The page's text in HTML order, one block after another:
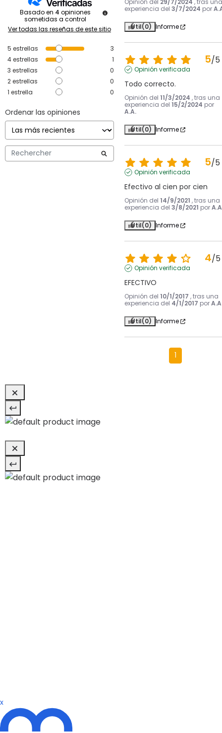
Basado en 4 opiniones
sometidas a control
Ver todas las reseñas de este sitio
5 estrellas
3
4estrellas
1
3 estrellas
0
2estrellas
0
1 estrella 0
Ordenar las opiniones
Opinión del 29/7/2024 , tras una
experiencia del 3/7/2024 por
Útil(0) Informe
5/5
Opinión verificada
Todo correcto.
Opinión del 11/3/2024 , tras una
experiencia del 15/2/2024 por
A.A.
Útil(0) Informe
5/5
Opinión verificada
Efectivo al cien por cien
Opinión del 14/9/2021 , tras una
experiencia del 3/8/2021 por
Útil(0) Informe
4/5
Opinión verificada
EFECTIVO
Opinión del 10/1/2017 , tras una
experiencia del 4/1/2017 por
Útil(0) Informe
1
x